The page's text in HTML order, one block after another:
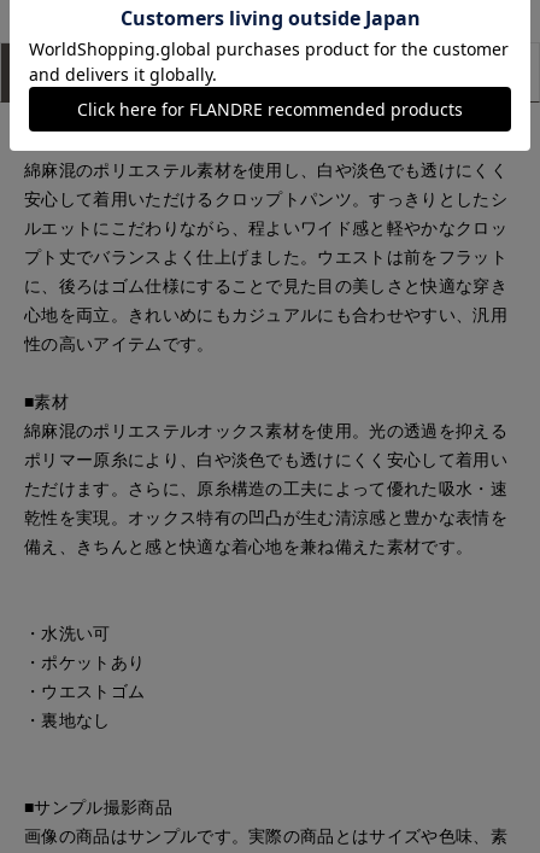
アイテム説明
綿麻混のポリエステル素材を使用し、白や淡色でも透けにくく
安心して着用いただけるクロップトパンツ。すっきりとしたシ
ルエットにこだわりながら、程よいワイド感と軽やかなクロッ
プト丈でバランスよく仕上げました。ウエストは前をフラット
に、後ろはゴム仕様にすることで見た目の美しさと快適な穿き
心地を両立。きれいめにもカジュアルにも合わせやすい、汎用
性の高いアイテムです。
■素材
綿麻混のポリエステルオックス素材を使用。光の透過を抑える
ポリマー原糸により、白や淡色でも透けにくく安心して着用い
ただけます。さらに、原糸構造の工夫によって優れた吸水・速
乾性を実現。オックス特有の凹凸が生む清涼感と豊かな表情を
備え、きちんと感と快適な着心地を兼ね備えた素材です。
・水洗い可
・ポケットあり
・ウエストゴム
・裏地なし
■サンプル撮影商品
画像の商品はサンプルです。実際の商品とはサイズや色味、素